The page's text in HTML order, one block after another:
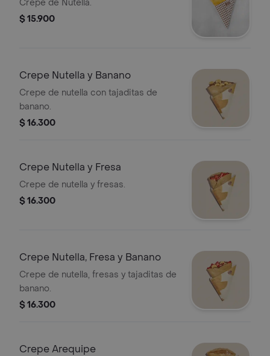
Crepe de Nutella.
$ 15.900
Crepe Nutella y Banano
Crepe de nutella con tajaditas de
banano.
$ 16.300
Crepe Nutella y Fresa
Crepe de nutella y fresas.
$ 16.300
Crepe Nutella, Fresa y Banano
Crepe de nutella, fresas y tajaditas de
banano.
$ 16.300
Crepe Arequipe